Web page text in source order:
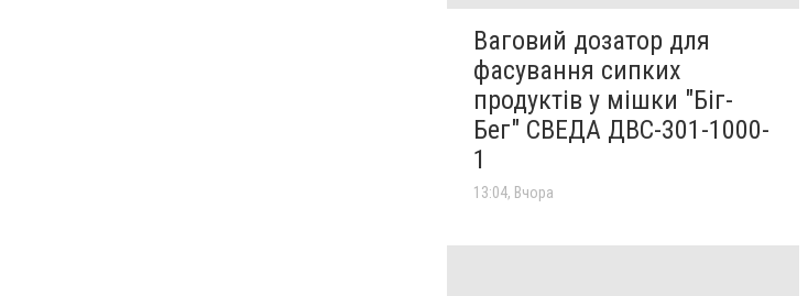
Ваговий дозатор для
фасування сипких
продуктів у мішки "Біг-
Бег" СВЕДА ДВС-301-1000-
1
13:04, Вчора